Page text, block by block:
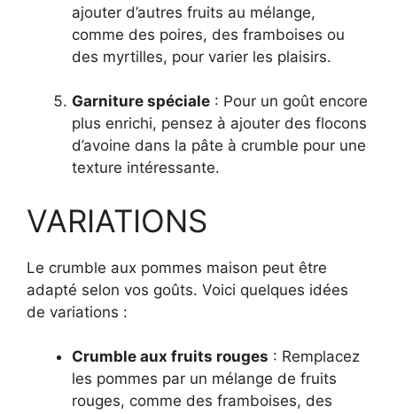
ajouter d’autres fruits au mélange,
comme des poires, des framboises ou
des myrtilles, pour varier les plaisirs.
Garniture spéciale : Pour un goût encore
plus enrichi, pensez à ajouter des flocons
d’avoine dans la pâte à crumble pour une
texture intéressante.
VARIATIONS
Le crumble aux pommes maison peut être
adapté selon vos goûts. Voici quelques idées
de variations :
Crumble aux fruits rouges : Remplacez
les pommes par un mélange de fruits
rouges, comme des framboises, des